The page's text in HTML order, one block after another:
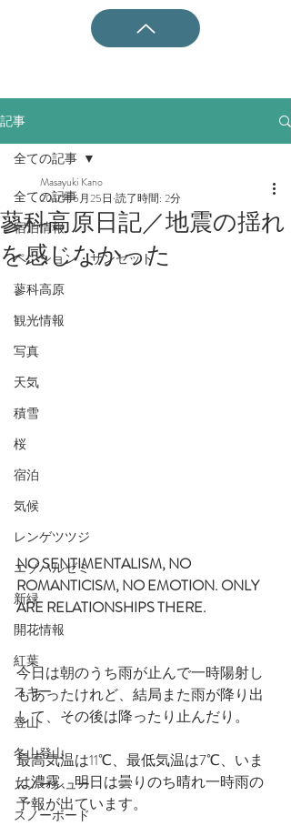
記事
全ての記事
宿泊情報
ペンション・サンセット
蓼科高原
観光情報
写真
天気
積雪
桜
宿泊
気候
レンゲツツジ
エゾハルゼミ
新緑
開花情報
紅葉
スキー
登山
冬山登山
スノーシュー
スノーボード
全ての記事
蓼科高原日記／地震の揺れ
を感じなかった
Masayuki Kano
2017年6月25日 読了時間: 2分
NO SENTIMENTALISM, NO
ROMANTICISM, NO EMOTION. ONLY
ARE RELATIONSHIPS THERE.
今日は朝のうち雨が止んで一時陽射し
もあったけれど、結局また雨が降り出
して、その後は降ったり止んだり。
最高気温は11℃、最低気温は7℃、いま
は濃霧、明日は曇りのち晴れ一時雨の
予報が出ています。